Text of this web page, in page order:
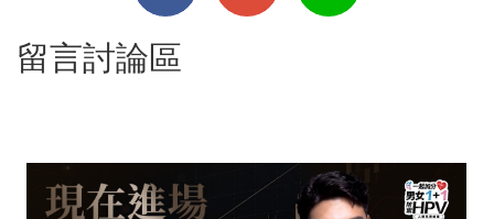
留言討論區